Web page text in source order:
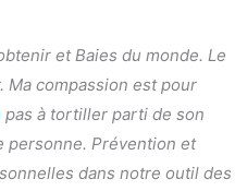
et Baies du monde. Le
compassion est pour
pas à tortiller parti de son
personne. Prévention et
dans notre outil des